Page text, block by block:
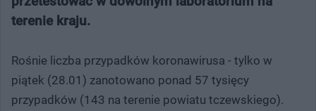
terenie kraju.
Rośnie liczba przypadków koronawirusa - tylko w
piątek (28.01) zanotowano ponad 57 tysięcy
przypadków (143 na terenie powiatu tczewskiego).